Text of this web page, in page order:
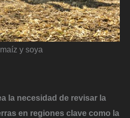
y soya
la necesidad de revisar la
en regiones clave como la